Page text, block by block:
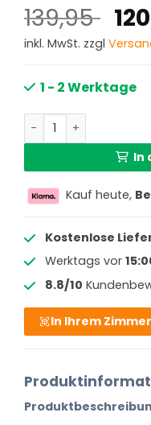
139,95
inkl. MwSt. zzgl
1 - 2 Werktage
Schwarze
In
Kauf heute,
Kostenlose
Werktags vor
8.8/10
In Ihrem